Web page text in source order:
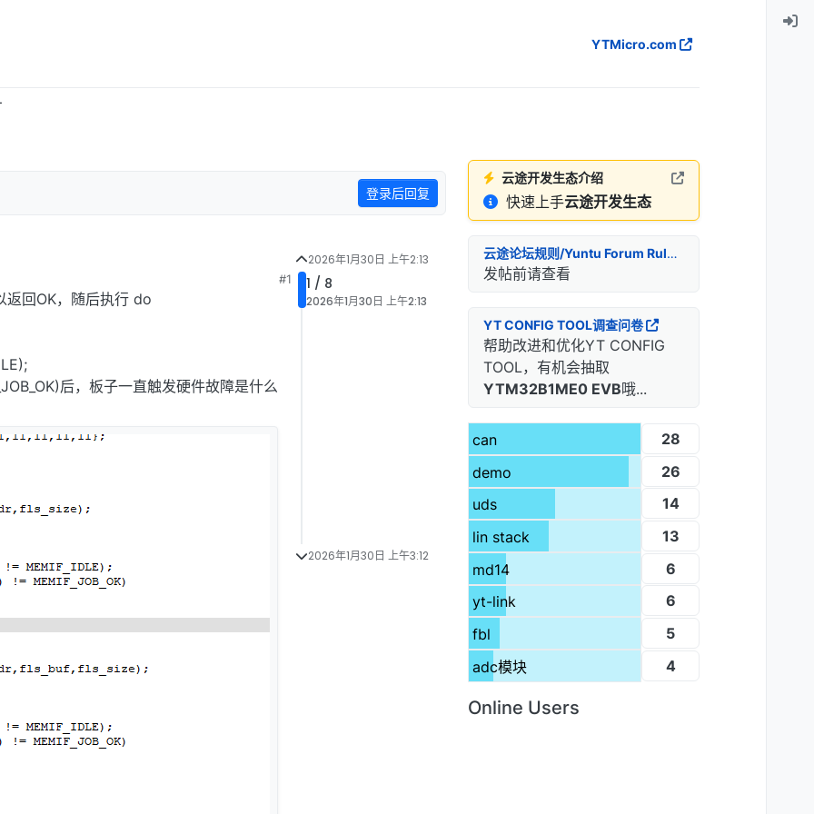
YTMicro.com
登录后回复
#1
返回OK，随后执行 do
后，板子一直触发硬件故障是什么
2026年1月30日 上午2:13
1 / 8
2026年1月30日 上午2:13
2026年1月30日 上午3:12
云途开发生态介绍
快速上手云途开发生态
云途论坛规则/Yuntu Forum Rules
发帖前请查看
YT CONFIG TOOL调查问卷
帮助改进和优化YT CONFIG
TOOL，有机会抽取
YTM32B1ME0 EVB哦...
can
28
demo
26
uds
14
lin stack
13
md14
6
yt-link
6
fbl
5
adc模块
4
Online Users